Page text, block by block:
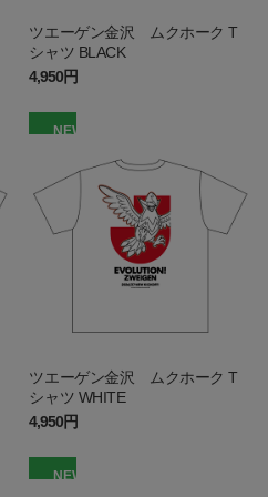
ツエーゲン金沢 ムクホーク T
シャツ BLACK
4,950円
NEW
ツエーゲン金沢 ムクホーク T
シャツ WHITE
4,950円
NEW